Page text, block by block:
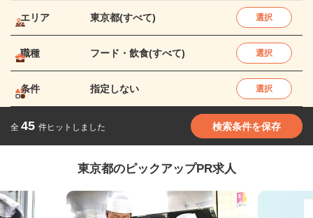
エリア 東京都(すべて) 選択
職種 フード・飲食(すべて) 選択
条件 指定しない 選択
全 45 件ヒットしました 検索条件を保存
東京都のピックアップPR求人